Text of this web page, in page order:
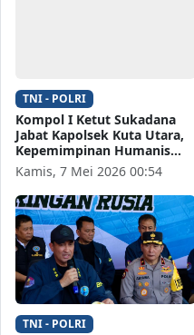
TNI - POLRI
Kompol I Ketut Sukadana
Jabat Kapolsek Kuta Utara,
Kepemimpinan Humanis…
Kamis, 7 Mei 2026 00:54
TNI - POLRI